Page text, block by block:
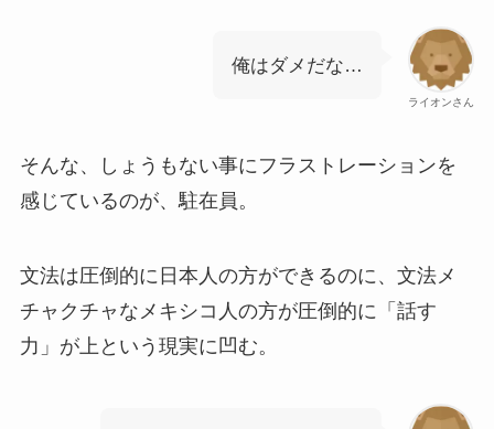
ライオンさん
俺はダメだな…
そんな、しょうもない事にフラストレーションを
感じているのが、駐在員。
文法は圧倒的に日本人の方ができるのに、文法メ
チャクチャなメキシコ人の方が圧倒的に「話す
力」が上という現実に凹む。